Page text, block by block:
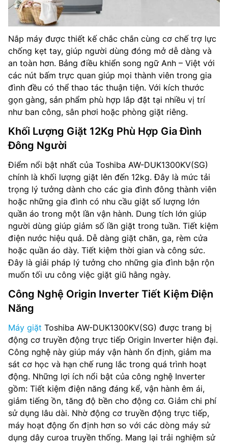
Nắp máy được thiết kế chắc chắn cùng cơ chế trợ lực
chống kẹt tay, giúp người dùng đóng mở dễ dàng và
an toàn hơn. Bảng điều khiển song ngữ Anh – Việt với
các nút bấm trực quan giúp mọi thành viên trong gia
đình đều có thể thao tác thuận tiện. Với kích thước
gọn gàng, sản phẩm phù hợp lắp đặt tại nhiều vị trí
như ban công, sân phơi hoặc phòng giặt riêng.
Khối Lượng Giặt 12Kg Phù Hợp Gia Đình
Đông Người
Điểm nổi bật nhất của Toshiba AW-DUK1300KV(SG)
chính là khối lượng giặt lên đến 12kg. Đây là mức tải
trọng lý tưởng dành cho các gia đình đông thành viên
hoặc những gia đình có nhu cầu giặt số lượng lớn
quần áo trong một lần vận hành. Dung tích lớn giúp
người dùng giúp giảm số lần giặt trong tuần. Tiết kiệm
điện nước hiệu quả. Dễ dàng giặt chăn, ga, rèm cửa
hoặc quần áo dày. Tiết kiệm thời gian và công sức.
Đây là giải pháp lý tưởng cho những gia đình bận rộn
muốn tối ưu công việc giặt giũ hằng ngày.
Công Nghệ Origin Inverter Tiết Kiệm Điện
Năng
Máy giặt Toshiba AW-DUK1300KV(SG) được trang bị
động cơ truyền động trực tiếp Origin Inverter hiện đại.
Công nghệ này giúp máy vận hành ổn định, giảm ma
sát cơ học và hạn chế rung lắc trong quá trình hoạt
động. Những lợi ích nổi bật của công nghệ Inverter
gồm: Tiết kiệm điện năng đáng kể, vận hành êm ái,
giảm tiếng ồn, tăng độ bền cho động cơ. Giảm chi phí
sử dụng lâu dài. Nhờ động cơ truyền động trực tiếp,
máy hoạt động ổn định hơn so với các dòng máy sử
dụng dây curoa truyền thống. Mang lại trải nghiệm sử